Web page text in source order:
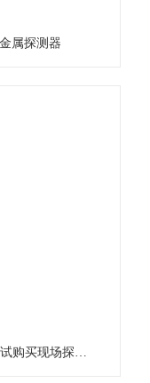
属探测器
追逐者进口地下金属探测器客户来公司测试购买现场探测器包教包会